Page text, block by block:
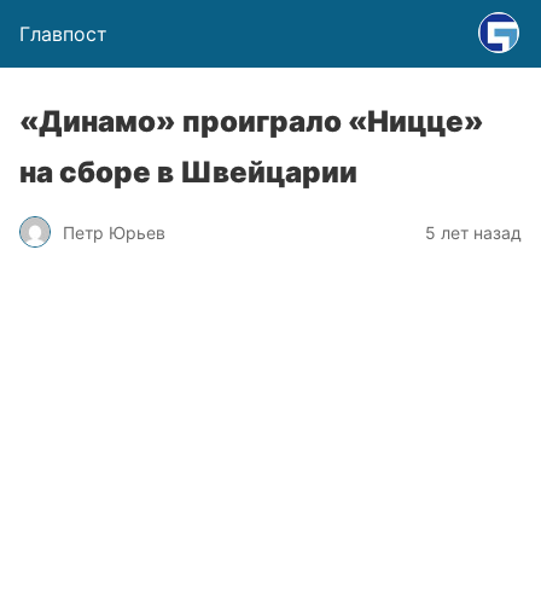
Главпост
«Динамо» проиграло «Ницце»
на сборе в Швейцарии
Петр Юрьев 5 лет назад